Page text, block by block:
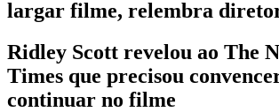
largar filme, relembra
Ridley Scott revelou ao The
Times que precisou
continuar no filme